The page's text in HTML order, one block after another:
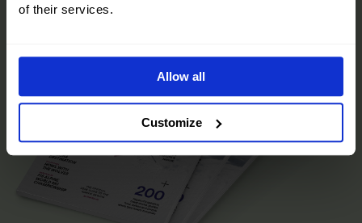
of their services.
Allow all
Customize